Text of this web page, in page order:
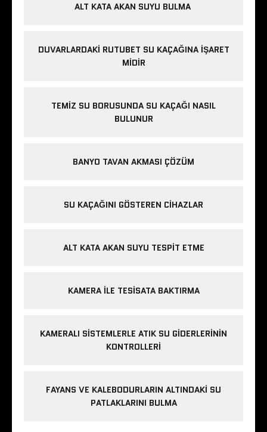
ALT KATA AKAN SUYU BULMA
DUVARLARDAKI RUTUBET SU KAÇAĞINA İŞARET
MIDIR
TEMIZ SU BORUSUNDA SU KAÇAĞI NASIL
BULUNUR
BANYO TAVAN AKMASI ÇÖZÜM
SU KAÇAĞINI GÖSTEREN CIHAZLAR
ALT KATA AKAN SUYU TESPIT ETME
KAMERA ILE TESISATA BAKTIRMA
KAMERALI SISTEMLERLE ATIK SU GIDERLERININ
KONTROLLERI
FAYANS VE KALEBODURLARIN ALTINDAKI SU
PATLAKLARINI BULMA